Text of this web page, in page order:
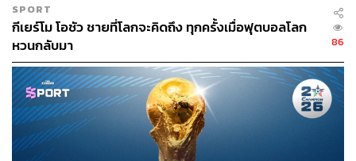
SPORT
กีเยร์โม โอชัว ชายที่โลกจะคิดถึง ทุกครั้งเมื่อฟุตบอลโลก
หวนกลับมา
86